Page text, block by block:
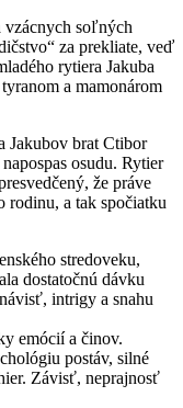
vzácnych soľných
za prekliate, veď
rytiera Jakuba
a mamonárom
Jakubov brat Ctibor
osudu. Rytier
že práve
rodinu, a tak spočiatku
stredoveku,
dostatočnú dávku
intrigy a snahu
emócií a činov.
postáv, silné
Závisť, neprajnosť